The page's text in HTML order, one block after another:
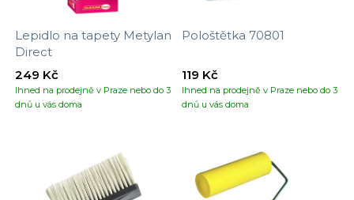
Lepidlo na tapety Metylan
Direct
Ihned na prodejně v Praze nebo do 3
dnů u vás doma
249 Kč
Pološtětka 70801
Ihned na prodejně v Praze nebo do 3
dnů u vás doma
119 Kč